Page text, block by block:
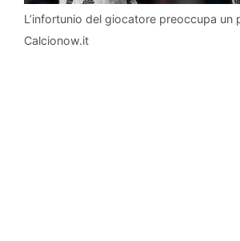
L’infortunio del giocatore preoccupa un
Calcionow.it